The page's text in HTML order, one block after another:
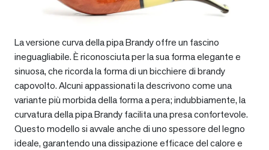
La versione curva della pipa Brandy offre un fascino
ineguagliabile. È riconosciuta per la sua forma elegante e
sinuosa, che ricorda la forma di un bicchiere di brandy
capovolto. Alcuni appassionati la descrivono come una
variante più morbida della forma a pera; indubbiamente, la
curvatura della pipa Brandy facilita una presa confortevole.
Questo modello si avvale anche di uno spessore del legno
ideale, garantendo una dissipazione efficace del calore e